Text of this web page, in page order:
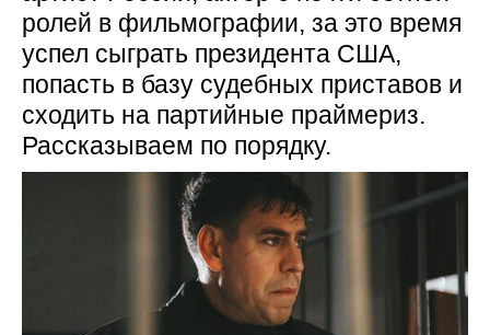
ролей в фильмографии, за это время
успел сыграть президента США,
попасть в базу судебных приставов и
сходить на партийные праймериз.
Рассказываем по порядку.